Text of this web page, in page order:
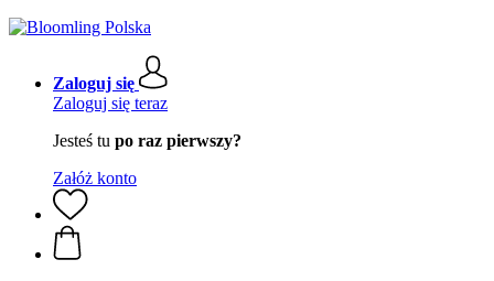
Zaloguj się
Zaloguj się teraz
Jesteś tu po raz pierwszy?
Załóż konto